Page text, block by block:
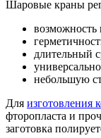
Шаровые краны
возможность
длительный
небольшую
Для изготовления
фторопласта и
заготовка